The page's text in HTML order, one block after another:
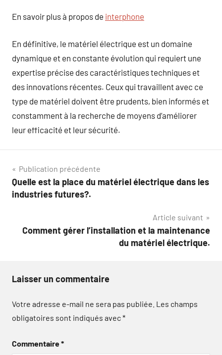
En savoir plus à propos de interphone
En définitive, le matériel électrique est un domaine
dynamique et en constante évolution qui requiert une
expertise précise des caractéristiques techniques et
des innovations récentes. Ceux qui travaillent avec ce
type de matériel doivent être prudents, bien informés et
constamment à la recherche de moyens d’améliorer
leur efficacité et leur sécurité.
Navigation
de
Publication précédente
Quelle est la place du matériel électrique dans les
industries futures?.
Article suivant
Comment gérer l’installation et la maintenance
du matériel électrique.
Laisser un commentaire
Votre adresse e-mail ne sera pas publiée. Les champs
obligatoires sont indiqués avec*
Commentaire*